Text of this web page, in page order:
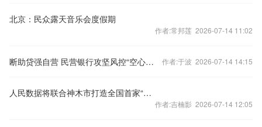
北京：民众露天音乐会度假期
作者:常邦莲 2026-07-14 11:02
断助贷强自营 民营银行攻坚风控“空心化” 作者:于波 2026-07-14 14:15
人民数据将联合神木市打造全国首家“数字乡村先行示范区”
作者:吉楠影 2026-07-14 12:05